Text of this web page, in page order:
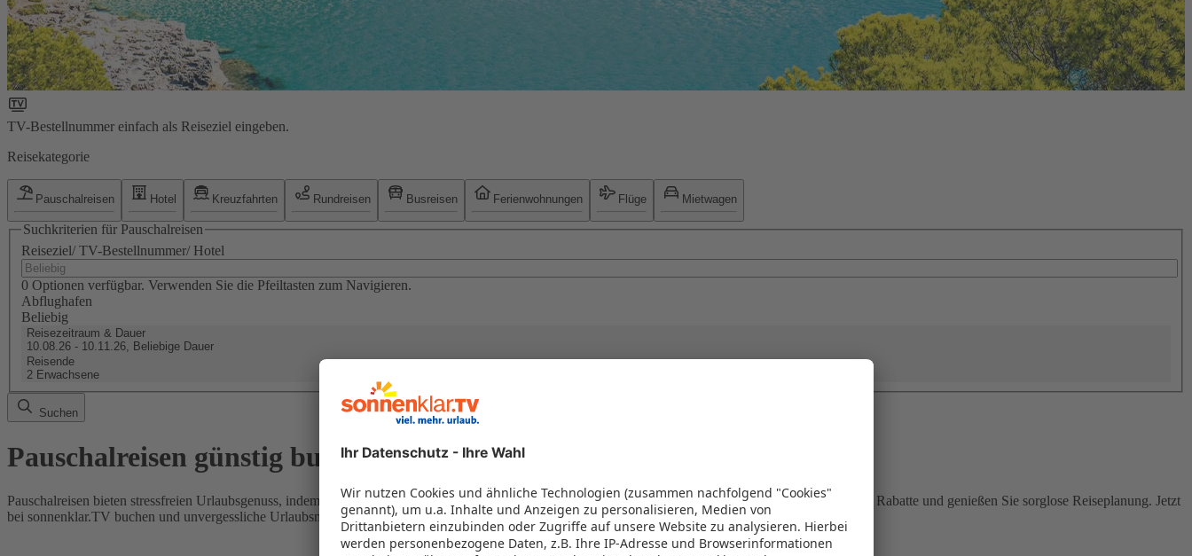
TV-Bestellnummer einfach als Reiseziel eingeben.
Reisekategorie
Pauschalreisen Hotel Kreuzfahrten Rundreisen Busreisen Ferienwohnungen Flüge Mietwagen
Suchkriterien für Pauschalreisen
Reiseziel/ TV-Bestellnummer/ Hotel
0 Optionen verfügbar. Verwenden Sie die Pfeiltasten zum Navigieren.
Abflughafen
Beliebig
Reisezeitraum & Dauer
10.08.26 - 10.11.26, Beliebige Dauer
Reisende
2 Erwachsene
Suchen
Pauschalreisen günstig buchen
Pauschalreisen bieten stressfreien Urlaubsgenuss, indem Flug und Hotel in einem Paket kombiniert werden – das spart Zeit und Geld. Nutzen Sie attraktive Rabatte und genießen Sie sorglose Reiseplanung. Jetzt
bei sonnenklar.TV buchen und unvergessliche Urlaubsmomente erleben!